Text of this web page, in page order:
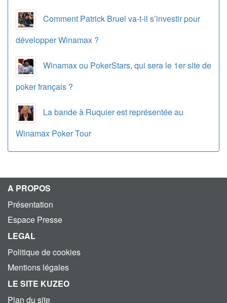
Comment Patrick Bruel va-t-il s’investir pour
développer Winamax ?
Winamax ou PokerStars, qui sera le 1er site de
poker français ?
La bande à Ruquier est représentée au
Winamax Poker Tour
A PROPOS
Présentation
Espace Presse
LEGAL
Politique de cookies
Mentions légales
LE SITE KUZEO
Plan du site